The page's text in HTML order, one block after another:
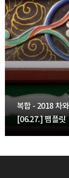
복합 - 2018 차
[06.27.] 팸플릿